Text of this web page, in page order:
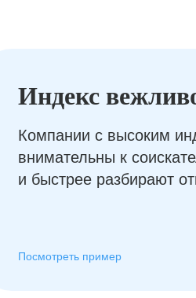
Индекс
Компании с высоким
внимательны к
и быстрее разбирают
Посмотреть пример